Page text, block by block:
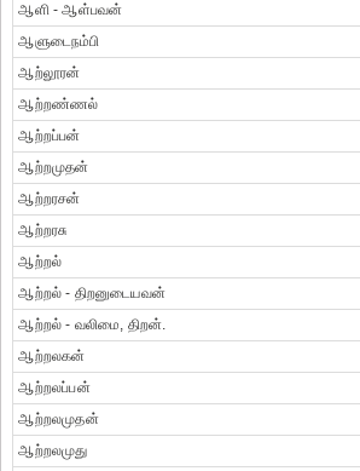
ஆளி - ஆள்பவன்
ஆளுடைநம்பி
ஆற்லூரன்
ஆற்றண்ணல்
ஆற்றப்பன்
ஆற்றமுதன்
ஆற்றரசன்
ஆற்றரசு
ஆற்றல்
ஆற்றல் - திறனுடையவன்
ஆற்றல் - வலிமை, திறன்.
ஆற்றலகன்
ஆற்றலப்பன்
ஆற்றலமுதன்
ஆற்றலமுது